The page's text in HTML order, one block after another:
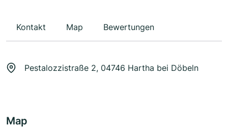
Kontakt Map Bewertungen
Pestalozzistraße 2, 04746 Hartha bei Döbeln
Map